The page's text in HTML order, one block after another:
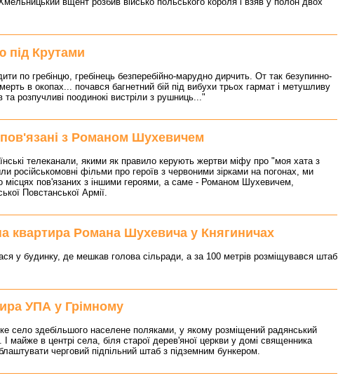
під Крутами
по гребінцю, гребінець безперебійно-марудно дирчить. От так безупинно-
в окопах... почався багнетний бій під вибухи трьох гармат і метушливу
та розпучливі поодинокі вистріли з рушниць..."
пов'язані з Романом Шухевичем
телеканали, якими як правило керують жертви міфу про "моя хата з
російськомовні фільми про героїв з червоними зірками на погонах, ми
місцях пов'язаних з іншими героями, а саме - Романом Шухевичем,
Повстанської Армії.
квартира Романа Шухевича у Княгиничах
у будинку, де мешкав голова сільради, а за 100 метрів розміщувався штаб
УПА у Грімному
село здебільшого населене поляками, у якому розміщений радянський
І майже в центрі села, біля старої дерев'яної церкви у домі священника
черговий підпільний штаб з підземним бункером.